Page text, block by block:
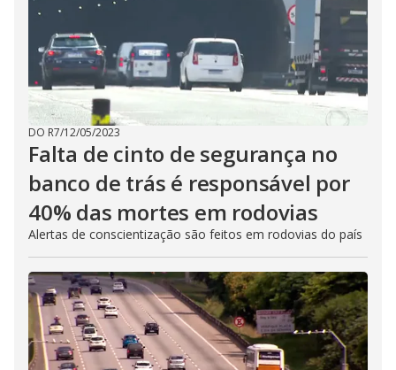
DO R7/12/05/2023
Falta de cinto de segurança no
banco de trás é responsável por
40% das mortes em rodovias
Alertas de conscientização são feitos em rodovias do país